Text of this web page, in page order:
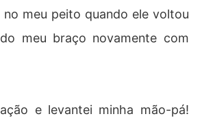
meu peito quando ele voltou
meu braço novamente com
e levantei minha mão-pá!